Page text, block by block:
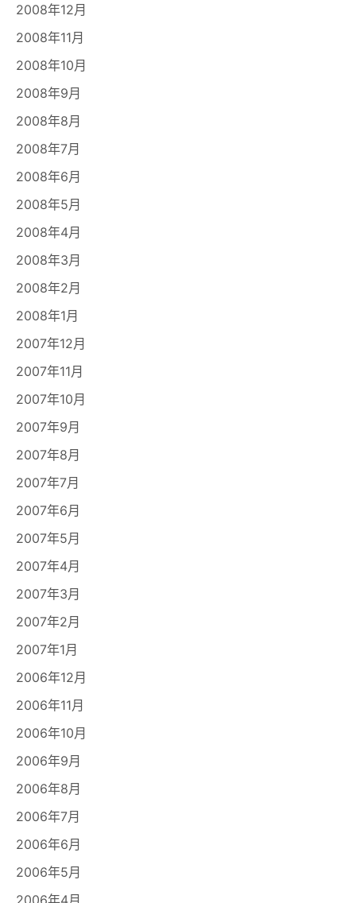
2008年12月
2008年11月
2008年10月
2008年9月
2008年8月
2008年7月
2008年6月
2008年5月
2008年4月
2008年3月
2008年2月
2008年1月
2007年12月
2007年11月
2007年10月
2007年9月
2007年8月
2007年7月
2007年6月
2007年5月
2007年4月
2007年3月
2007年2月
2007年1月
2006年12月
2006年11月
2006年10月
2006年9月
2006年8月
2006年7月
2006年6月
2006年5月
2006年4月